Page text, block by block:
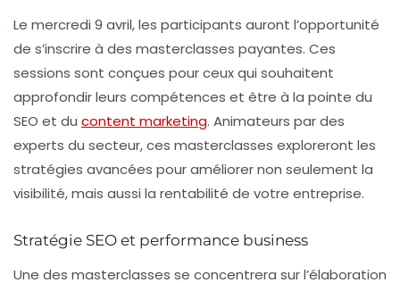
Le mercredi 9 avril, les participants auront l’opportunité
de s’inscrire à des masterclasses payantes. Ces
sessions sont conçues pour ceux qui souhaitent
approfondir leurs compétences et être à la pointe du
SEO et du content marketing. Animateurs par des
experts du secteur, ces masterclasses exploreront les
stratégies avancées pour améliorer non seulement la
visibilité, mais aussi la rentabilité de votre entreprise.
Stratégie SEO et performance business
Une des masterclasses se concentrera sur l’élaboration